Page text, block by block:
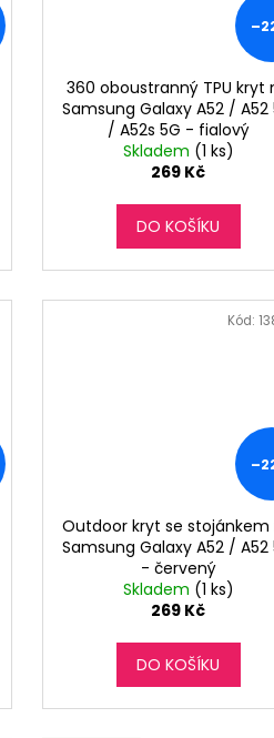
360 oboustranný TPU kryt
Samsung Galaxy A52 / A52
/ A52s 5G - fialový
Skladem (1 ks)
269 Kč
DO KOŠÍKU
Outdoor kryt se stojánkem
Samsung Galaxy A52 / A52
- červený
Skladem (1 ks)
269 Kč
DO KOŠÍKU
Kód: